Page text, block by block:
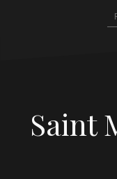
Saint